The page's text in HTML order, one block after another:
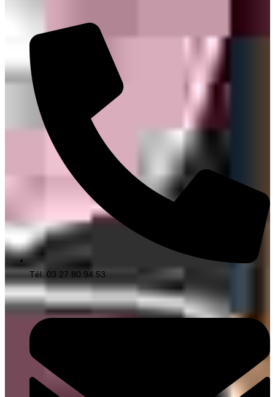
Tél. 03 27 80 94 53